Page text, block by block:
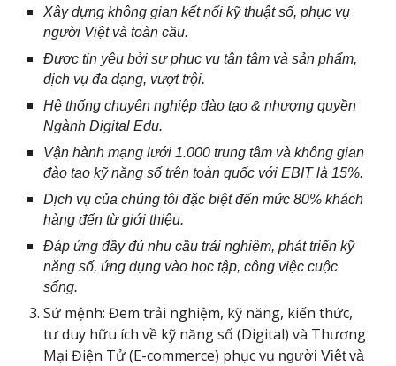
Xây dựngkhông gian kết nối kỹ thuật số, phục vụ
người Việt và toàn cầu.
Được tin yêu bởi sự phục vụ tận tâm và sản phẩm,
dịch vụ đa dạng, vượt trội.
Hệ thống chuyên nghiệp đào tạo & nhượng quyền
Ngành Digital Edu.
Vận hành mạng lưới 1.000 trung tâm và không gian
đào tạo kỹ năng số trên toàn quốc với EBIT là 15%.
Dịch vụ của chúng tôi đặc biệt đến mức 80% khách
hàng đến từ giới thiệu.
Đáp ứng đầy đủ nhu cầu trải nghiệm, phát triển kỹ
năng số, ứng dụng vào học tập, công việc cuộc
sống.
Sứ mệnh: Đem trải nghiệm, kỹ năng, kiến thức,
tư duy hữu ích về kỹ năng số (Digital) và Thương
Mại Điện Tử (E-commerce) phục vụ người Việt và